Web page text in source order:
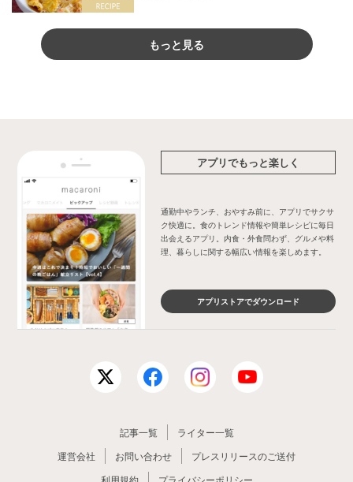
もっと見る
アプリでもっと楽しく
通勤中やランチ、おやすみ前に、アプリでサクサ
ク快適に。食のトレンド情報や簡単レシピに毎日
出会えるアプリ。内食・外食問わず、グルメや料
理、暮らしに関する幅広い情報を楽しめます。
アプリストアでダウンロード
記事一覧
ライター一覧
運営会社
お問い合わせ
プレスリリースのご送付